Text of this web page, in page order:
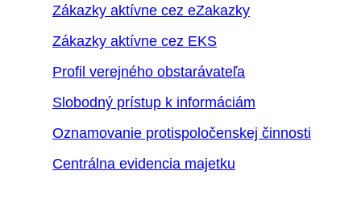
Zákazky aktívne cez eZakazky
Zákazky aktívne cez EKS
Profil verejného obstarávateľa
Slobodný prístup k informáciám
Oznamovanie protispoločenskej činnosti
Centrálna evidencia majetku